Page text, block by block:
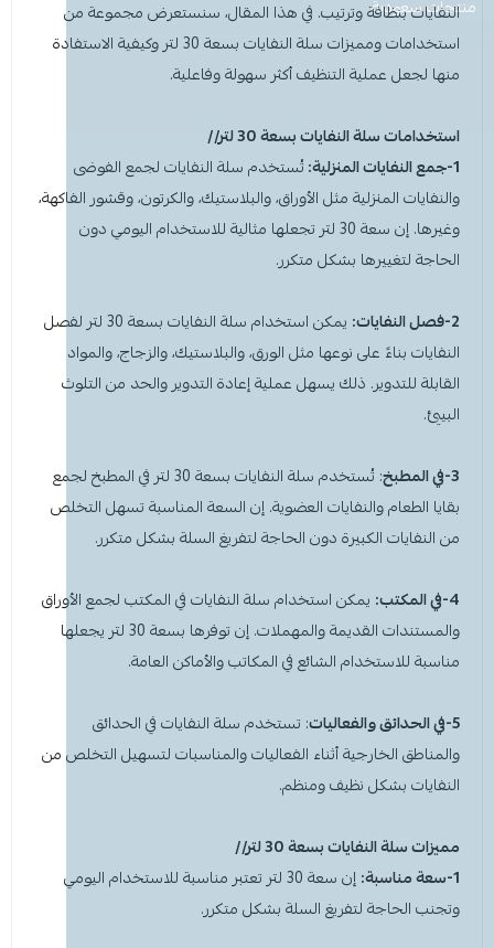
معطر جو
أخرى
قبعة الشيف
مريلة مطبخ
منشفه مايكروفايبر
قصدير ورول تغليف
سفره واكياس نفايات
ملاعق وشوك وسكاكين
الاكواب
حامل اكواب
مكنسة يد
قشاطة
ممسحه
منشفه مايكروفايبر
سلة نفايات
عصا ممسحه
منظفات اليدين
منظفات دورة مياه
معطر ومنعم ملابس
معطر جو
مزيل بقع وملمع
منظف زجاج ومتعدد الاستخدام
مزاز واعواد تحريك
عرض الكل
قفازات
كمامات
غطاء راس
غطاء ذراع
مريله مطبخ
ادوات عناية
عرض الكل
لوشن وكريم
شامبو
معقم
منشفه استخدام مرة واحدة
شامبو اطفال
كولونيا
بودرة اطفال
عرض الكل
شمعة تسخين الطعام
الحطب
منتجات سعودية
النفايات بنظافة وترتيب. في هذا المقال، سنستعرض مجموعة من
استخدامات ومميزات سلة النفايات بسعة 30 لتر وكيفية الاستفادة
منها لجعل عملية التنظيف أكثر سهولة وفاعلية.
استخداماتسلة النفايات بسعة 30 لتر
//
1-جمع النفايات المنزلية:
تُستخدم سلة النفايات لجمع الفوضى
والنفايات المنزلية مثل الأوراق، والبلاستيك، والكرتون، وقشور الفاكهة،
وغيرها. إن سعة 30 لتر تجعلها مثالية للاستخدام اليومي دون
الحاجة لتغييرها بشكل متكرر.
2-فصل النفايات: يمكن استخدامسلة النفايات بسعة 30 لتر
لفصل
النفايات بناءً على نوعها مثل الورق، والبلاستيك، والزجاج، والمواد
القابلة للتدوير. ذلك يسهل عملية إعادة التدوير والحد من التلوث
البيئي.
3-في المطبخ :
تُستخدم سلة النفايات بسعة 30 لتر في المطبخ لجمع
بقايا الطعام والنفايات العضوية. إن السعة المناسبة تسهل التخلص
من النفايات الكبيرة دون الحاجة لتفريغ السلة بشكل متكرر.
4-في المكتب:
يمكن استخدام سلة النفايات في المكتب لجمع الأوراق
والمستندات القديمة والمهملات. إن توفرها بسعة 30 لتر يجعلها
مناسبة للاستخدام الشائع في المكاتب والأماكن العامة.
5-في الحدائق والفعاليات : تستخدم سلة النفايات في الحدائق
والمناطق الخارجية أثناء الفعاليات والمناسبات لتسهيل التخلص من
النفايات بشكل نظيف ومنظم.
مميزات سلة النفايات بسعة 30 لتر//
1-سعة مناسبة:
إن سعة 30 لتر تعتبر مناسبة للاستخدام اليومي
وتجنب الحاجة لتفريغ السلة بشكل متكرر.